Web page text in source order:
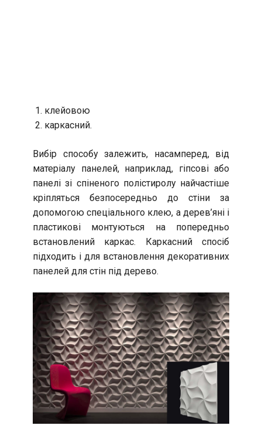
клейовою
каркасний.
Вибір способу залежить, насамперед, від
матеріалу панелей, наприклад, гіпсові або
панелі зі спіненого полістиролу найчастіше
кріпляться безпосередньо до стіни за
допомогою спеціального клею, а дерев’яні і
пластикові монтуються на попередньо
встановлений каркас. Каркасний спосіб
підходить і для встановлення декоративних
панелей для стін під дерево.